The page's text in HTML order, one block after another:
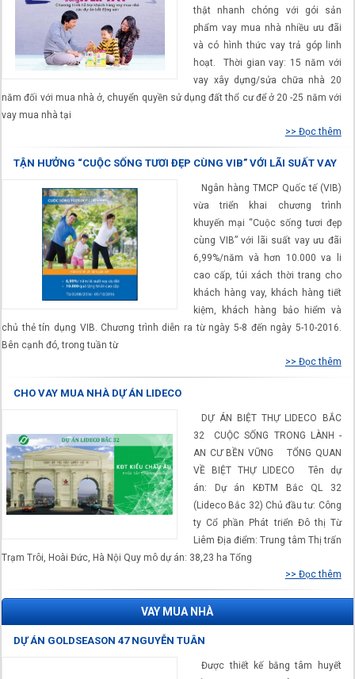
thật nhanh chóng với gói sản
phẩm vay mua nhà nhiều ưu đãi
và có hình thức vay trả góp linh
hoạt. Thời gian vay: 15 năm với
vay xây dựng/sửa chữa nhà 20
năm đối với mua nhà ở, chuyển quyền sử dụng đất thổ cư để ở 20 -25 năm với
vay mua nhà tại
>> Đọc thêm
TẬN HƯỞNG “CUỘC SỐNG TƯƠI ĐẸP CÙNG VIB” VỚI LÃI SUẤT VAY
Ngân hàng TMCP Quốc tế (VIB)
vừa triển khai chương trình
khuyến mại “Cuộc sống tươi đẹp
cùng VIB” với lãi suất vay ưu đãi
6,99%/năm và hơn 10.000 va li
cao cấp, túi xách thời trang cho
khách hàng vay, khách hàng tiết
kiệm, khách hàng bảo hiểm và
chủ thẻ tín dụng VIB. Chương trình diễn ra từ ngày 5-8 đến ngày 5-10-2016.
Bên cạnh đó, trong tuần từ
>> Đọc thêm
CHO VAY MUA NHÀ DỰ ÁN LIDECO
DỰ ÁN BIỆT THỰ LIDECO BẮC
32 CUỘC SỐNG TRONG LÀNH -
AN CƯ BỀN VỮNG TỔNG QUAN
VỀ BIỆT THỰ LIDECO Tên dự
án: Dự án KĐTM Bắc QL 32
(Lideco Bắc 32) Chủ đầu tư: Công
ty Cổ phần Phát triển Đô thị Từ
Liêm Địa điểm: Trung tâm Thị trấn
Trạm Trôi, Hoài Đức, Hà Nội Quy mô dự án: 38,23 ha Tổng
>> Đọc thêm
VAY MUA NHÀ
DỰ ÁN GOLDSEASON 47 NGUYỄN TUÂN
Được thiết kế bằng tâm huyết